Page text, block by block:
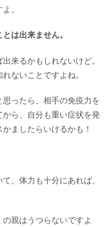
。
は出来ません。
来るかもしれないけど。
ないことですよね。
ったら、相手の免疫力を
ら、自分も重い症状を発
ましたらいけるかも！
、体力も十分にあれば、
親はうつらないですよ